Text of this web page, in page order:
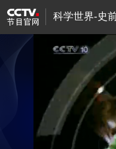
科学世界-史